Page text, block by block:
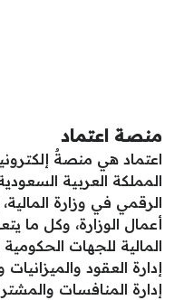
منصة اعتماد
اعتماد هي منصةٌ
المملكة العربية
الرقمي في وزارة
أعمال الوزارة، وكل ما
المالية للجهات
إدارة العقود
إدارة المنافسات